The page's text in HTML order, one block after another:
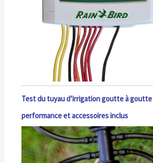
Test du tuyau d’irrigation goutte à goutte
performance et accessoires inclus